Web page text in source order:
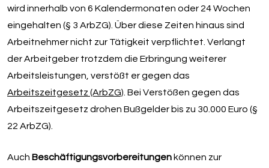
wird innerhalb von 6 Kalendermonaten oder 24 Wochen
eingehalten (§ 3 ArbZG). Über diese Zeiten hinaus sind
Arbeitnehmer nicht zur Tätigkeit verpflichtet. Verlangt
der Arbeitgeber trotzdem die Erbringung weiterer
Arbeitsleistungen, verstößt er gegen das
Arbeitszeitgesetz (ArbZG) . Bei Verstößen gegen das
Arbeitszeitgesetz drohen Bußgelder bis zu 30.000 Euro (§
22 ArbZG).
Auch Beschäftigungsvorbereitungen können zur